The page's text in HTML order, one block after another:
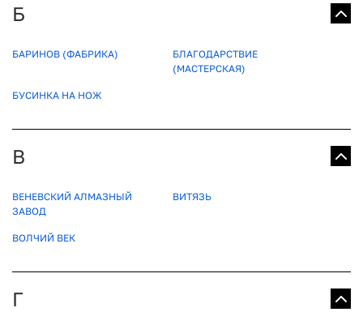
Б
БАРИНОВ (ФАБРИКА)
БЛАГОДАРСТВИЕ
(МАСТЕРСКАЯ)
БУСИНКА НА НОЖ
В
ВЕНЕВСКИЙ АЛМАЗНЫЙ
ЗАВОД
ВИТЯЗЬ
ВОЛЧИЙ ВЕК
Г